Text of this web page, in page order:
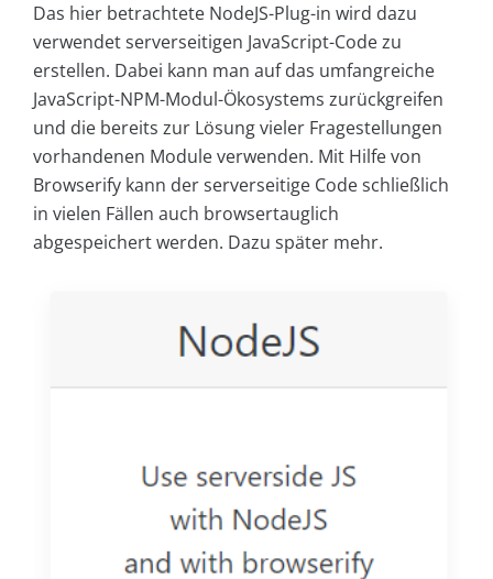
Das hier betrachtete NodeJS-Plug-in wird dazu
verwendet serverseitigen JavaScript-Code zu
erstellen. Dabei kann man auf das umfangreiche
JavaScript-NPM-Modul-Ökosystems zurückgreifen
und die bereits zur Lösung vieler Fragestellungen
vorhandenen Module verwenden. Mit Hilfe von
Browserify kann der serverseitige Code schließlich
in vielen Fällen auch browsertauglich
abgespeichert werden. Dazu später mehr.